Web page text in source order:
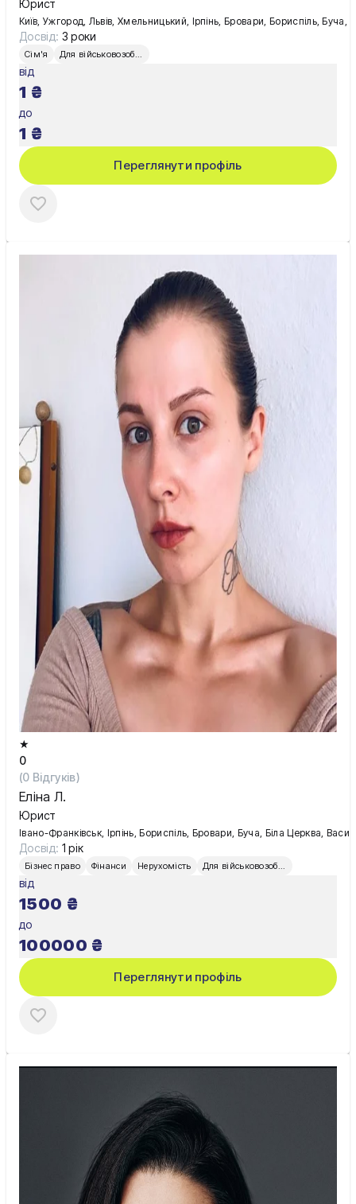
Юрист
Київ, Ужгород, Львів, Хмельницький, Ірпінь, Бровари, Бориспіль, Буча,
Досвід: 3 роки
Сім'я
від
1 ₴
до
1 ₴
Переглянути профіль
★
0
(0 Відгуків)
Еліна Л.
Юрист
Івано-Франківськ, Ірпінь, Бориспіль, Бровари, Буча, Біла Церква,
Досвід: 1 рік
Бізнес право Фінанси Нерухомість
від
1500 ₴
до
100000 ₴
Переглянути профіль